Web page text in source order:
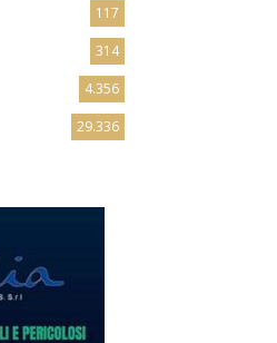
117
314
4.356
29.336